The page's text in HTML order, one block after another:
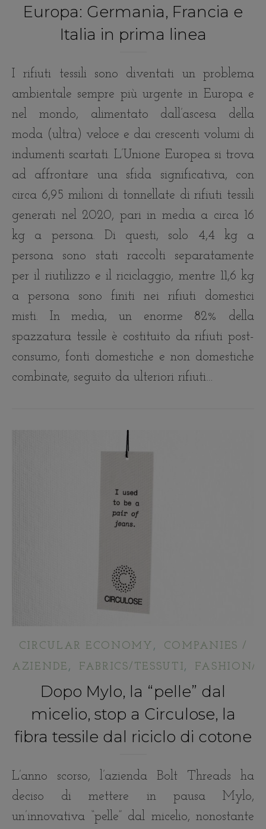
Europa: Germania, Francia e
Italia in prima linea
I rifiuti tessili sono diventati un problema
ambientale sempre più urgente in Europa e
nel mondo, alimentato dall’ascesa della
moda (ultra) veloce e dai crescenti volumi di
indumenti scartati. L’Unione Europea si trova
ad affrontare una sfida significativa, con
circa 6,95 milioni di tonnellate di rifiuti tessili
generati nel 2020, pari in media a circa 16
kg a persona. Di questi, solo 4,4 kg a
persona sono stati raccolti separatamente
per il riutilizzo e il riciclaggio, mentre 11,6 kg
a persona sono finiti nei rifiuti domestici
misti. In media, un enorme 82% della
spazzatura tessile è costituito da rifiuti post-
consumo, fonti domestiche e non domestiche
combinate, seguito da ulteriori rifiuti…
CIRCULAR ECONOMY ,
COMPANIES /
AZIENDE , FABRICS/TESSUTI, FASHION/
Dopo Mylo, la “pelle” dal
micelio, stop a Circulose, la
fibra tessile dal riciclo di cotone
L’anno scorso, l’azienda Bolt Threads ha
deciso di mettere in pausa Mylo,
un’innovativa “pelle” dal micelio, nonostante